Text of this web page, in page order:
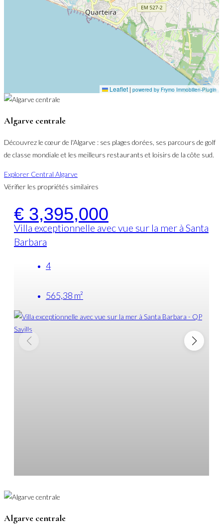
Leaflet | powered by Frymo Immobilien-Plugin
Algarve centrale
Découvrez le cœur de l'Algarve : ses plages dorées, ses parcours de golf
de classe mondiale et les meilleurs restaurants et loisirs de la côte sud.
Explorer Central Algarve
Vérifier les propriétés similaires
€ 3,395,000
Villa exceptionnelle avec vue sur la mer à Santa
Barbara
4
565,38 m²
Algarve centrale